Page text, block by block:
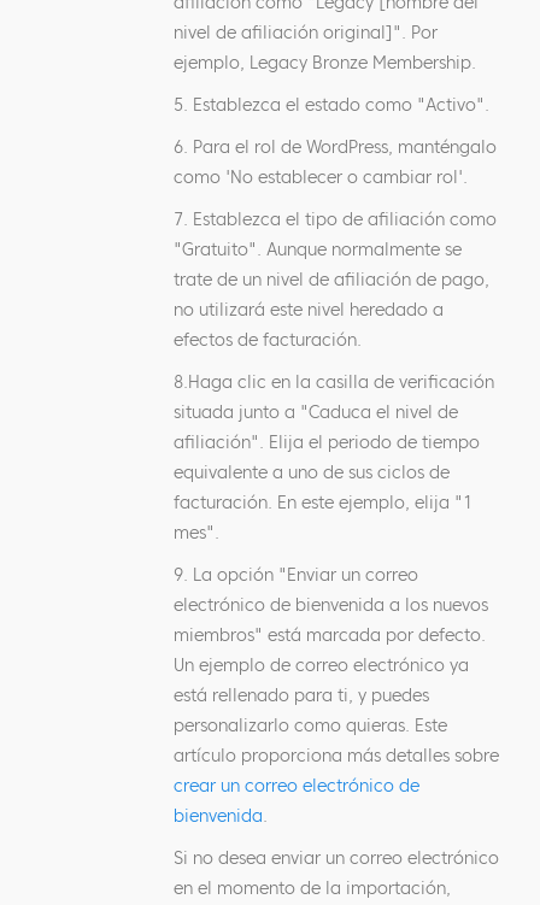
nivel de afiliación original]". Por
ejemplo, Legacy Bronze Membership.
5. Establezca el estado como "Activo".
6. Para el rol de WordPress, manténgalo
como 'No establecer o cambiar rol'.
7. Establezca el tipo de afiliación como
"Gratuito". Aunque normalmente se
trate de un nivel de afiliación de pago,
no utilizará este nivel heredado a
efectos de facturación.
8.Haga clic en la casilla de verificación
situada junto a "Caduca el nivel de
afiliación". Elija el periodo de tiempo
equivalente a uno de sus ciclos de
facturación. En este ejemplo, elija "1
mes".
9. La opción "Enviar un correo
electrónico de bienvenida a los nuevos
miembros" está marcada por defecto.
Un ejemplo de correo electrónico ya
está rellenado para ti, y puedes
personalizarlo como quieras. Este
artículo proporciona más detalles sobre
crear un correo electrónico de
bienvenida.
Si no desea enviar un correo electrónico
en el momento de la importación,